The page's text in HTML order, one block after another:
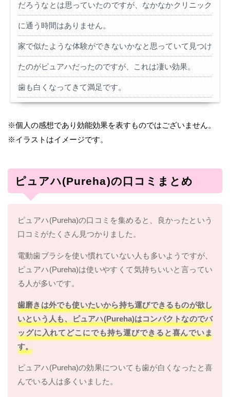
だろうなとは思っていたのですが、なかなかクリニック
に通う時間はありません。
家で似たような体験ができないかなと思っていて見つけ
たのがピュアハだったのですが、これは凄い効果。
歯も白くなってきて満足です。
※個人の感想であり効能効果を表すものではございません。
※イラストはイメージです。
ピュアハ(Pureha)の口コミまとめ
ピュアハ(Pureha)の口コミを集めると、良かったという
口コミがたくさん見つかりました。
電動歯ブラシを使い慣れていない人も多いようですが、
ピュアハ(Pureha)は使いやすくて気持ちいいと言ってい
る人が多いです。
歯磨きは外でも使いたいから持ち運びできるものが欲し
いという人も、ピュアハ(Pureha)はコンパクトなのでバ
ッグに入れてどこにでも持ち運びできると喜んでいま
す。
ピュアハ(Pureha)の効果についても歯が白くなったと喜
んでいる人は多くいました。